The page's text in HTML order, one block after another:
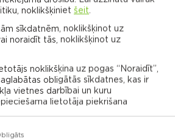
meditācijas koncerts
noklikšķiniet šeit.
sīkdatnēm, noklikšķinot uz
noraidīt tās, noklikšķinot uz
noklikšķina uz pogas “Noraidīt”,
obligātās sīkdatnes, kas ir
vietnes darbībai un kuru
lietotāja piekrišana